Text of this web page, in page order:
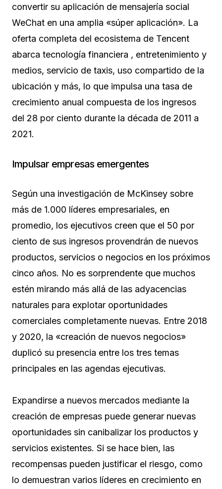
convertir su aplicación de mensajería social
WeChat en una amplia «súper aplicación». La
oferta completa del ecosistema de Tencent
abarca tecnología financiera , entretenimiento y
medios, servicio de taxis, uso compartido de la
ubicación y más, lo que impulsa una tasa de
crecimiento anual compuesta de los ingresos
del 28 por ciento durante la década de 2011 a
2021.
Impulsar empresas emergentes
Según una investigación de McKinsey sobre
más de 1.000 líderes empresariales, en
promedio, los ejecutivos creen que el 50 por
ciento de sus ingresos provendrán de nuevos
productos, servicios o negocios en los próximos
cinco años. No es sorprendente que muchos
estén mirando más allá de las adyacencias
naturales para explotar oportunidades
comerciales completamente nuevas. Entre 2018
y 2020, la «creación de nuevos negocios»
duplicó su presencia entre los tres temas
principales en las agendas ejecutivas.
Expandirse a nuevos mercados mediante la
creación de empresas puede generar nuevas
oportunidades sin canibalizar los productos y
servicios existentes. Si se hace bien, las
recompensas pueden justificar el riesgo, como
lo demuestran varios líderes en crecimiento en